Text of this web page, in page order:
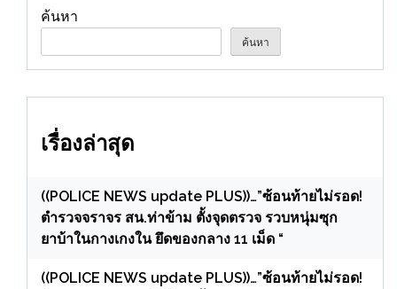
ค้นหา
ค้นหา
เรื่องล่าสุด
((POLICE NEWS update PLUS))…”ซ้อนท้ายไม่รอด!
ตำรวจจราจร สน.ท่าข้าม ตั้งจุดตรวจ รวบหนุ่มซุก
ยาบ้าในกางเกงใน ยึดของกลาง 11 เม็ด “
((POLICE NEWS update PLUS))…”ซ้อนท้ายไม่รอด!